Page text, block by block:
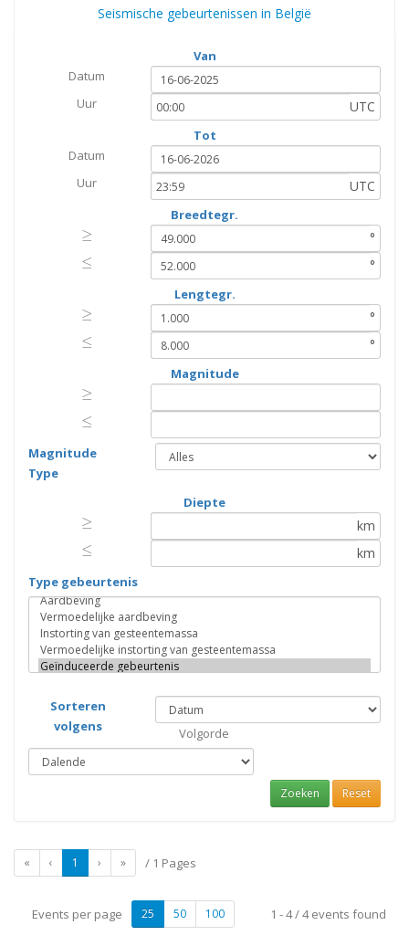
Seismische gebeurtenissen in België
Van
Datum
Uur
UTC
Tot
Datum
Uur
UTC
Breedtegr.
≥
≥
°
≤
≤ °
Lengtegr.
≥
≥
°
≤
≤ °
Magnitude
≥
≥
≤
≤
Magnitude
Type
Diepte
≥
≥
km
≤
≤ km
Type gebeurtenis
Sorteren
volgens
Volgorde
Zoeken Reset
« ‹ 1 › » / 1 Pages
25 50 100
Events per page 1 - 4 / 4 events found